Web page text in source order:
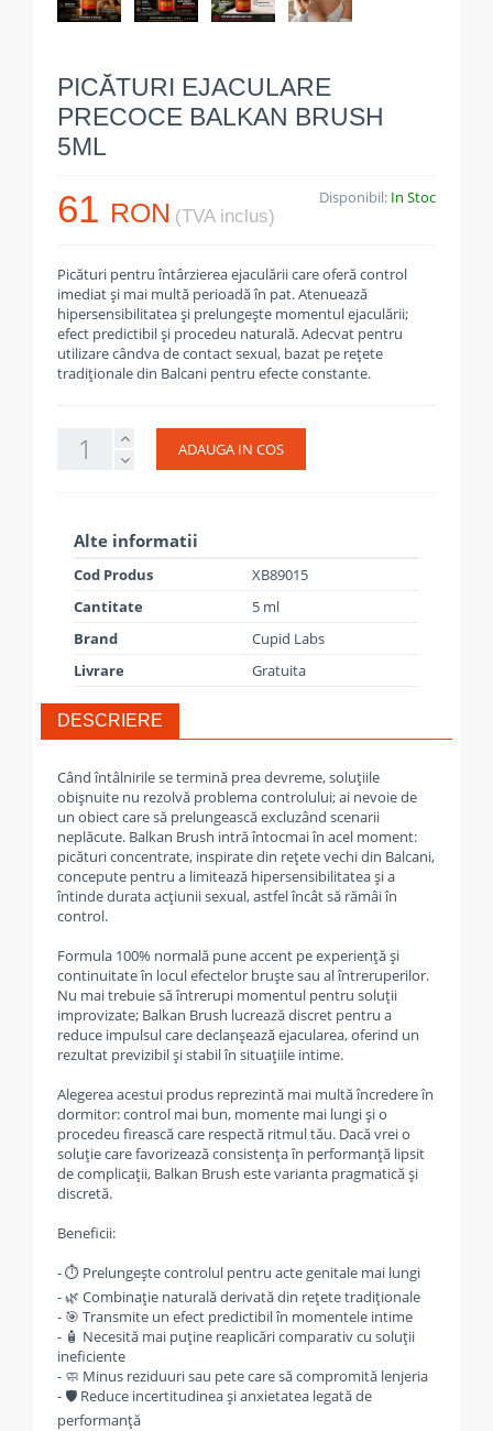
PICĂTURI EJACULARE
PRECOCE BALKAN BRUSH
5ML
61 RON (TVA inclus)
Disponibil: In Stoc
Picături pentru întârzierea ejaculării care oferă control
imediat și mai multă perioadă în pat. Atenuează
hipersensibilitatea și prelungește momentul ejaculării;
efect predictibil și procedeu naturală. Adecvat pentru
utilizare cândva de contact sexual, bazat pe rețete
tradiționale din Balcani pentru efecte constante.
ADAUGA IN COS
Alte informatii
Cod Produs
XB89015
Cantitate
5 ml
Brand
Cupid Labs
Livrare
Gratuita
DESCRIERE
Când întâlnirile se termină prea devreme, soluțiile
obișnuite nu rezolvă problema controlului; ai nevoie de
un obiect care să prelungească excluzând scenarii
neplăcute. Balkan Brush intră întocmai în acel moment:
picături concentrate, inspirate din rețete vechi din Balcani,
concepute pentru a limitează hipersensibilitatea și a
întinde durata acțiunii sexual, astfel încât să rămâi în
control.
Formula 100% normală pune accent pe experiență și
continuitate în locul efectelor bruște sau al întreruperilor.
Nu mai trebuie să întrerupi momentul pentru soluții
improvizate; Balkan Brush lucrează discret pentru a
reduce impulsul care declanșează ejacularea, oferind un
rezultat previzibil și stabil în situațiile intime.
Alegerea acestui produs reprezintă mai multă încredere în
dormitor: control mai bun, momente mai lungi și o
procedeu firească care respectă ritmul tău. Dacă vrei o
soluție care favorizează consistența în performanță lipsit
de complicații, Balkan Brush este varianta pragmatică și
discretă.
Beneficii:
- ⏱️ Prelungește controlul pentru acte genitale mai lungi
- 🌿 Combinație naturală derivată din rețete tradiționale
- 🎯 Transmite un efect predictibil în momentele intime
- 🧴 Necesită mai puține reaplicări comparativ cu soluții
ineficiente
- 🧼 Minus reziduuri sau pete care să compromită lenjeria
- 🛡️ Reduce incertitudinea și anxietatea legată de
performanță